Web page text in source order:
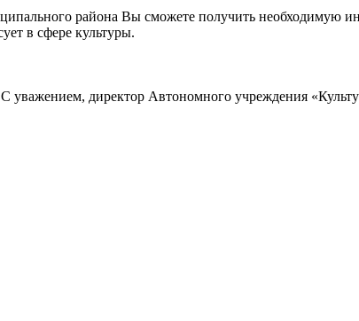
района Вы сможете получить необходимую
в сфере культуры.
С уважением, директор Автономного учреждения